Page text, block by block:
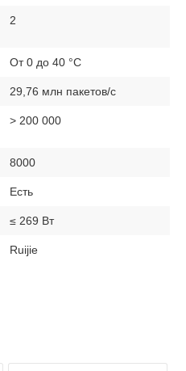
2
От 0 до 40 °C
29,76 млн пакетов/с
> 200 000
8000
Есть
≤ 269 Вт
Ruijie